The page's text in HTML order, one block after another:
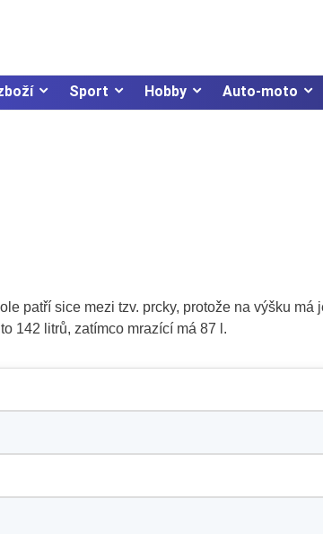
Sport Hobby Auto-moto
patří sice mezi tzv. prcky, protože na výšku má
142 litrů, zatímco mrazící má 87 l.